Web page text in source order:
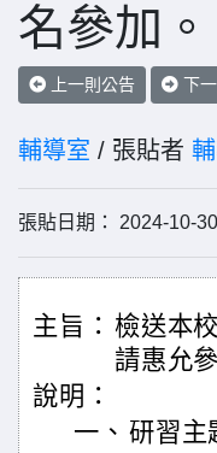
名參加。
上一則公告 下
輔導室 / 張貼者
張貼日期： 2024-10-
主旨： 檢送本
請惠允
說明：
一、 研習主